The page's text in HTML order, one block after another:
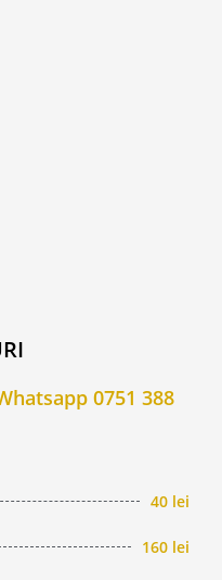
0751 388
40 lei
160 lei